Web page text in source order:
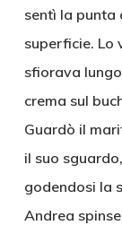
sentì la punta
superficie. Lo
sfiorava
crema sul
Guardò il
il suo
godendosi la
Andrea